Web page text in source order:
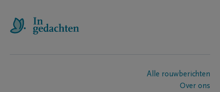
Alle rouwberichten
Over ons